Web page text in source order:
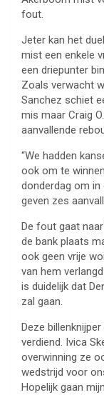
fout.
Jeter kan het
mist een enkele
een driepunter
Zoals verwacht
Sanchez schiet
mis maar Craig
aanvallende
“We hadden
ook om te
donderdag om in
geven zes
De fout gaat
de bank plaats
ook geen vrije
van hem
is duidelijk dat
zal gaan.
Deze
verdiend. Ivica
overwinning ze
wedstrijd voor
Hopelijk gaan